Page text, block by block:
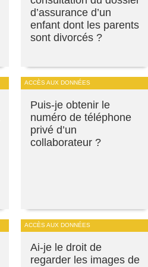
d’assurance d’un
enfant dont les parents
sont divorcés ?
ACCÈS AUX DONNÉES
Puis-je obtenir le
numéro de téléphone
privé d’un
collaborateur ?
ACCÈS AUX DONNÉES
Ai-je le droit de
regarder les images de